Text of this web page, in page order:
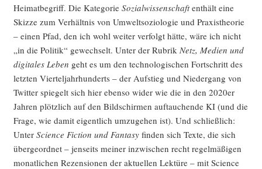
Hei­mat­be­griff. Die Kate­go­rie Sozi­al­wis­sen­schaftent­hält eine
Skiz­ze zum Ver­hält­nis von Umwelt­so­zio­lo­gie und Pra­xis­theo­rie
– einen Pfad, den ich wohl wei­ter ver­folgt hät­te, wäre ich nicht
„in die Poli­tik“ gewech­selt. Unter der Rubrik Netz, Medi­en und
digi­ta­les Leben geht es um den tech­no­lo­gi­schen Fort­schritt des
letz­ten Vier­tel­jahr­hun­derts – der Auf­stieg und Nie­der­gang von
Twit­ter spie­gelt sich hier eben­so wider wie die in den 2020er
Jah­ren plötz­lich auf den Bild­schir­men auf­tau­chen­de KI (und die
Fra­ge, wie damit eigent­lich umzu­ge­hen ist). Und schließ­lich:
Unter Sci­ence Fic­tion und Fan­ta­sy fin­den sich Tex­te, die sich
über­ge­ord­net – jen­seits mei­ner inzwi­schen recht regel­mä­ßi­gen
monat­li­chen Rezen­sio­nen der aktu­el­len Lek­tü­re – mit Sci­ence